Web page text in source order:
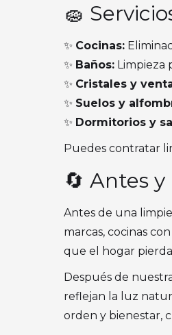
🧽
✨ Cocinas:
✨ Baños: Limpieza
✨ Cristales y
✨ Suelos y
✨ Dormitorios y
Puedes contratar
🔄 Antes
Antes de una
marcas, cocinas
que el hogar
Después de
reflejan la luz
orden y bienestar,